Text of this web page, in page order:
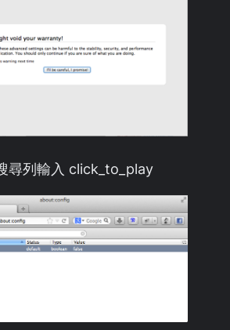
尋列輸入 click_to_play